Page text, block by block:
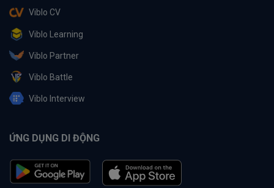
Viblo CV
Viblo Learning
Viblo Partner
Viblo Battle
Viblo Interview
ỨNG DỤNG DI ĐỘNG